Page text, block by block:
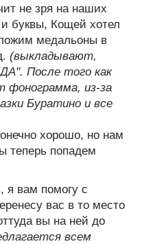
не зря на наших
буквы, Кощей хотел
медальоны в
(выкладывают,
После того как
фонограмма, из-за
Буратино и все
хорошо, но нам
теперь попадем
я вам помогу с
вас в то место
вы на ней до
всем